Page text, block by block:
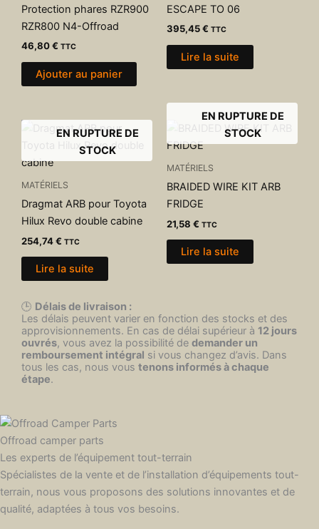
Protection phares RZR900
RZR800 N4-Offroad
46,80€ TTC
Ajouter au panier
ESCAPE TO 06
395,45€ TTC
Lire la suite
EN RUPTURE DE
STOCK
MATÉRIELS
Dragmat ARB pour Toyota
Hilux Revo double cabine
254,74€ TTC
Lire la suite
EN RUPTURE DE
STOCK
MATÉRIELS
BRAIDED WIRE KIT ARB
FRIDGE
21,58 € TTC
Lire la suite
🕒 Délais de livraison :
Les délais peuvent varier en fonction des stocks et des
approvisionnements. En cas de délai supérieur à 12 jours
ouvrés, vous avez la possibilité de demander un
remboursement intégral si vous changez d’avis. Dans
tous les cas, nous vous tenons informés à chaque
étape.
Offroad camper parts
Les experts de l’équipement tout-terrain
Spécialistes de la vente et de l’installation d’équipements tout-
terrain, nous vous proposons des solutions innovantes et de
qualité, adaptées à tous vos besoins.